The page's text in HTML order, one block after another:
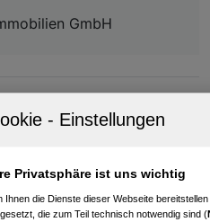
GmbH
Privatsphäre ist uns wichtig
Ihnen die Dienste dieser Webseite
die zum Teil technisch notwendig sind (